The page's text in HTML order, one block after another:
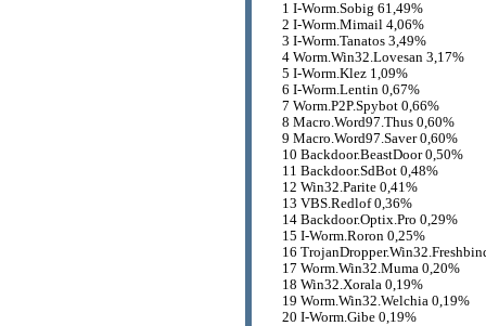
1 I-Worm.Sobig 61,49%
2 I-Worm.Mimail 4,06%
3 I-Worm.Tanatos 3,49%
4 Worm.Win32.Lovesan 3,17%
5 I-Worm.Klez 1,09%
6 I-Worm.Lentin 0,67%
7 Worm.P2P.Spybot 0,66%
8 Macro.Word97.Thus 0,60%
9 Macro.Word97.Saver 0,60%
10 Backdoor.BeastDoor 0,50%
11 Backdoor.SdBot 0,48%
12 Win32.Parite 0,41%
13 VBS.Redlof 0,36%
14 Backdoor.Optix.Pro 0,29%
15 I-Worm.Roron 0,25%
16
17 Worm.Win32.Muma 0,20%
18 Win32.Xorala 0,19%
19 Worm.Win32.Welchia 0,19%
20 I-Worm.Gibe 0,19%